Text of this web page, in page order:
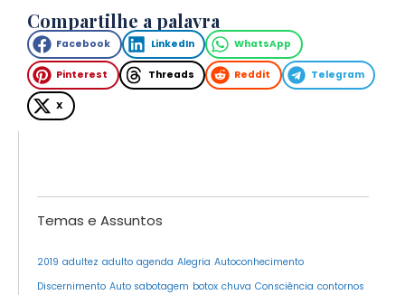
Temas e Assuntos
2019 adultez adulto agenda Alegria Autoconhecimento
Discernimento Auto sabotagem botox chuva Consciência contornos
Compartilhe a palavra
Facebook LinkedIn WhatsApp
Pinterest Threads Reddit Telegram
X